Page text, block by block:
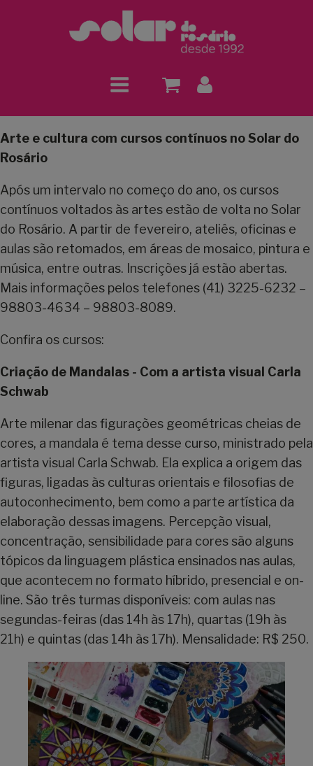
Arte e cultura com cursos contínuos no Solar do
Rosário
Após um intervalo no começo do ano, os cursos
contínuos voltados às artes estão de volta no Solar
do Rosário. A partir de fevereiro, ateliês, oficinas e
aulas são retomados, em áreas de mosaico, pintura e
música, entre outras. Inscrições já estão abertas.
Mais informações pelos telefones (41) 3225-6232 –
98803-4634 – 98803-8089.
Confira os cursos:
Criação de Mandalas - Com a artista visual Carla
Schwab
Arte milenar das figurações geométricas cheias de
cores, a mandala é tema desse curso, ministrado pela
artista visual Carla Schwab. Ela explica a origem das
figuras, ligadas às culturas orientais e filosofias de
autoconhecimento, bem como a parte artística da
elaboração dessas imagens. Percepção visual,
concentração, sensibilidade para cores são alguns
tópicos da linguagem plástica ensinados nas aulas,
que acontecem no formato híbrido, presencial e on-
line. São três turmas disponíveis: com aulas nas
segundas-feiras (das 14h às 17h), quartas (19h às
21h) e quintas (das 14h às 17h). Mensalidade: R$ 250.